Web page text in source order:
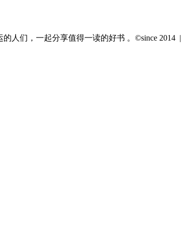
人们，一起分享值得一读的好书 。©since 2014 |